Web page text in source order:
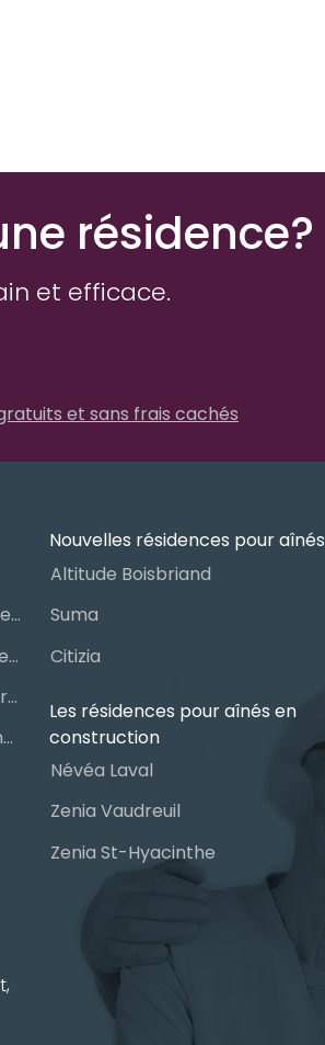
résidence?
et efficace.
et sans frais cachés
Guide des résidences et hébergements pour aînés
Les étapes pour trouver un hébergement public ou privé
Signer un bail en résidence pour personnes âgées (RPA) : ce qu’il faut savoir
Le palmarès des meilleures Résidences Privées pour Aînés (RPA)
Nouvelles résidences pour aînés
Altitude Boisbriand
Suma
Citizia
Les résidences pour aînés en
construction
Névéa Laval
Zenia Vaudreuil
Zenia St-Hyacinthe